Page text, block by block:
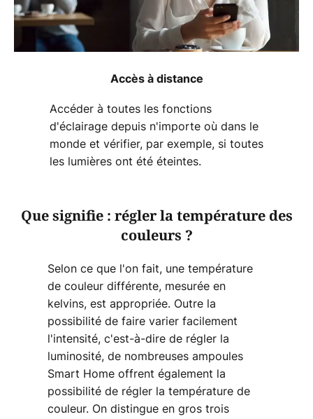
Accès à distance
Accéder à toutes les fonctions
d'éclairage depuis n'importe où dans le
monde et vérifier, par exemple, si toutes
les lumières ont été éteintes.
Que signifie : régler la température des
couleurs ?
Selon ce que l'on fait, une température
de couleur différente, mesurée en
kelvins, est appropriée. Outre la
possibilité de faire varier facilement
l'intensité, c'est-à-dire de régler la
luminosité, de nombreuses ampoules
Smart Home offrent également la
possibilité de régler la température de
couleur. On distingue en gros trois